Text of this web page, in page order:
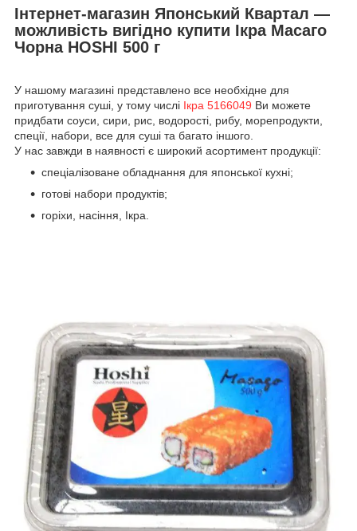
Інтернет-магазин Японський Квартал —
можливість вигідно купити Ікра Масаго
Чорна HOSHI 500 г
У нашому магазині представлено все необхідне для
приготування суші, у тому числі Ікра 5166049 Ви можете
придбати соуси, сири, рис, водорості, рибу, морепродукти,
спеції, набори, все для суші та багато іншого.
У нас завжди в наявності є широкий асортимент продукції:
спеціалізоване обладнання для японської кухні;
готові набори продуктів;
горіхи, насіння, Ікра.